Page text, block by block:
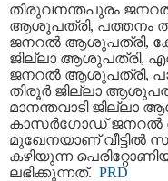
തിരുവനന്തപുരം
ആശുപത്രി, പത്തനം
ജനറൽ ആശുപത്രി,
ജില്ലാ ആശുപത്രി,
ജനറൽ ആശുപത്രി,
തിരൂർ ജില്ലാ
മാനന്തവാടി
കാസർഗോഡ് ജനറൽ
മുഖേനയാണ് വീട്ടിൽ
കഴിയുന്ന
ലഭിക്കുന്നത്. PRD